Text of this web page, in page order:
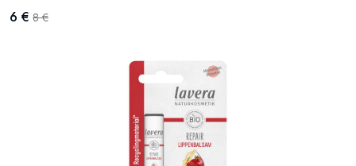
6 € 8 €